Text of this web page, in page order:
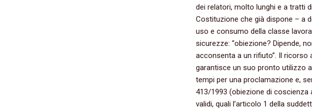
dei relatori, molto lunghi e a tratti
Costituzione che già dispone – a
uso e consumo della classe
sicurezze: “obiezione? Dipende,
acconsenta a un rifiuto”. Il
garantisce un suo pronto utilizzo
tempi per una proclamazione e,
413/1993 (obiezione di coscienza
validi, quali l’articolo 1 della